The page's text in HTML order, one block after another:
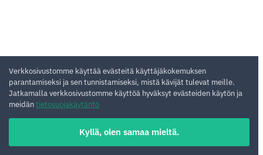
Verkkosivustomme käyttää evästeitä käyttäjäkokemuksen
parantamiseksi ja sen tunnistamiseksi, mistä kävijät tulevat meille.
Jatkamalla verkkosivustomme käyttöä hyväksyt evästeiden käytön ja
meidäntietosuojakäytäntö
Kyllä, olen samaa mieltä.